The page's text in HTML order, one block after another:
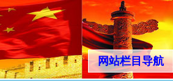
网站栏目导航